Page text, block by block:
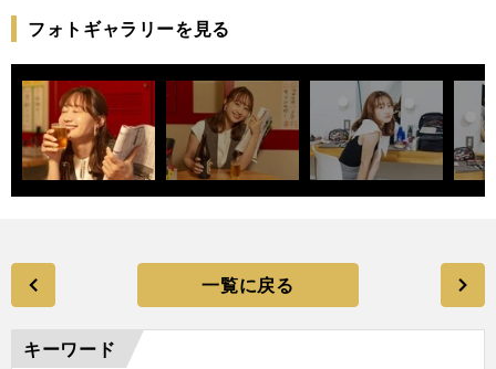
フォトギャラリーを見る
一覧に戻る
キーワード